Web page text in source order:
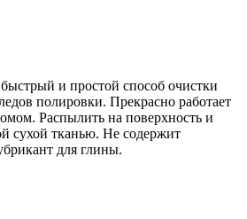
и простой способ очистки
полировки. Прекрасно работает
Распылить на поверхность и
сухой тканью. Не содержит
для глины.